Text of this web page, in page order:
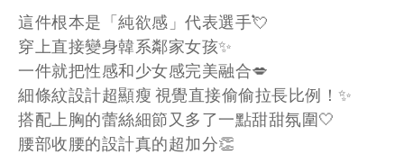
這件根本是「純欲感」代表選手💘
穿上直接變身韓系鄰家女孩✨
一件就把性感和少女感完美融合💋
細條紋設計超顯瘦 視覺直接偷偷拉長比例！✨
搭配上胸的蕾絲細節又多了一點甜甜氛圍🤍
腰部收腰的設計真的超加分👏